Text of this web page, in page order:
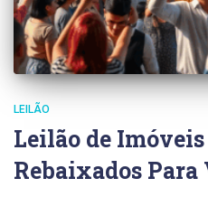
LEILÃO
Leilão de
Rebaixados Para